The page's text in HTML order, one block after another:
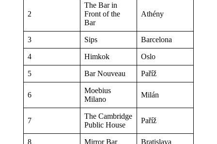
2
The Bar in
Front of the
Bar
Athény
3 Sips Barcelona
4 Himkok Oslo
5 Bar Nouveau Paříž
6
Moebius
Milano
Milán
7
The Cambridge
Public House
Paříž
8 Mirror Bar Bratislava